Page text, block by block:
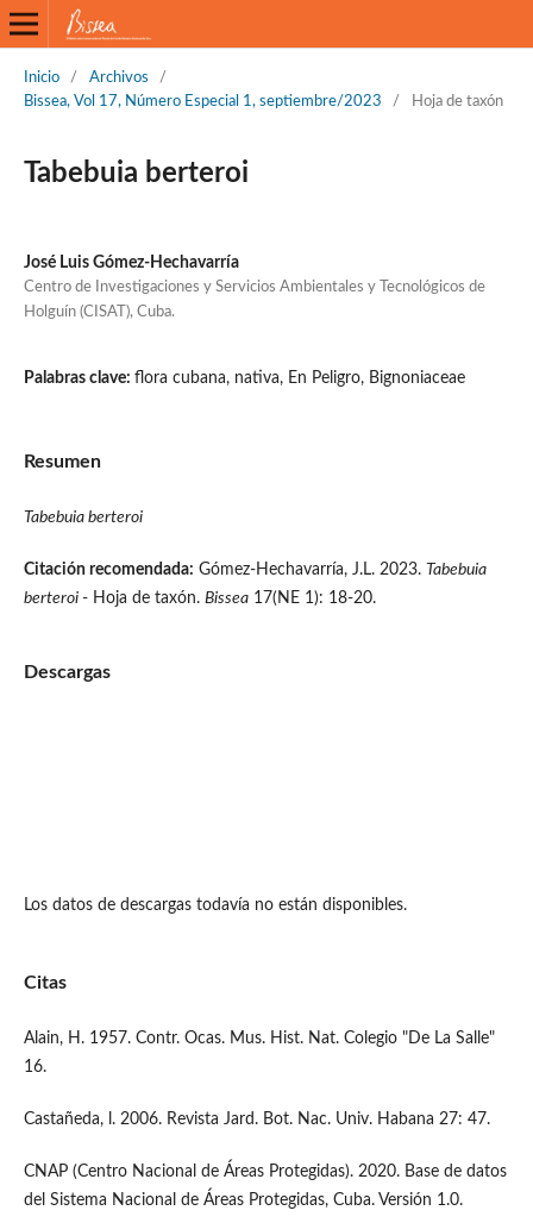
Inicio / Archivos
/
Bissea, Vol 17, Número Especial 1, septiembre/2023
/ Hoja de taxón
Tabebuia berteroi
José Luis Gómez-Hechavarría
Centro de Investigaciones y Servicios Ambientales y Tecnológicos de
Holguín (CISAT), Cuba.
Palabras clave: flora cubana, nativa, En Peligro, Bignoniaceae
Resumen
Tabebuia berteroi
Citación recomendada: Gómez-Hechavarría, J.L. 2023. Tabebuia
berteroi - Hoja de taxón. Bissea17(NE 1): 18-20.
Descargas
Los datos de descargas todavía no están disponibles.
Citas
Alain, H. 1957. Contr. Ocas. Mus. Hist. Nat. Colegio "De La Salle"
16.
Castañeda, l. 2006. Revista Jard. Bot. Nac. Univ. Habana 27: 47.
CNAP (Centro Nacional de Áreas Protegidas). 2020. Base de datos
del Sistema Nacional de Áreas Protegidas, Cuba. Versión 1.0.